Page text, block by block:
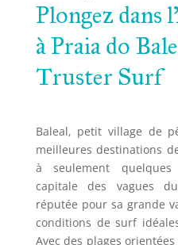
Plongez dans
à Praia do
Truster Surf
Baleal, petit village de
meilleures destinations
à seulement
capitale des vagues
réputée pour sa grande
conditions de surf
Avec des plages